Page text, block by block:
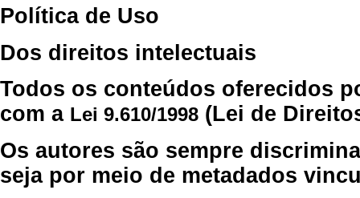
Política de Uso
Dos direitos intelectuais
Todos os conteúdos oferecidos
com a Lei 9.610/1998 (Lei de
Os autores são sempre
seja por meio de metadados